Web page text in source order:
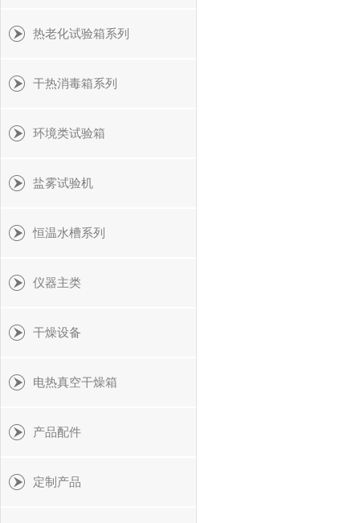
热老化试验箱系列
干热消毒箱系列
环境类试验箱
盐雾试验机
恒温水槽系列
仪器主类
干燥设备
电热真空干燥箱
产品配件
定制产品